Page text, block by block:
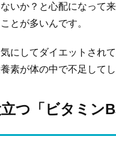
いか？と心配になって
とが多いんです。
にしてダイエットされ
素が体の中で不足して
つ「ビタミンB